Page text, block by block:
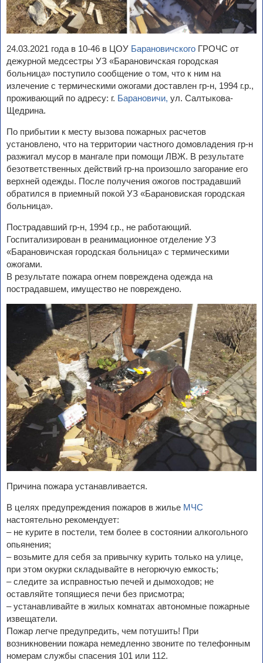
24.03.2021 года в 10-46 в ЦОУ Барановичского ГРОЧС от
дежурной медсестры УЗ «Барановичская городская
больница» поступило сообщение о том, что к ним на
излечение с термическими ожогами доставлен гр-н, 1994 г.р.,
проживающий по адресу: г. Барановичи, ул. Салтыкова-
Щедрина.
По прибытии к месту вызова пожарных расчетов
установлено, что на территории частного домовладения гр-н
разжигал мусор в мангале при помощи ЛВЖ. В результате
безответственных действий гр-на произошло загорание его
верхней одежды. После получения ожогов пострадавший
обратился в приемный покой УЗ «Барановиская городская
больница».
Пострадавший гр-н, 1994 г.р., не работающий.
Госпитализирован в реанимационное отделение УЗ
«Барановичская городская больница» с термическими
ожогами.
В результате пожара огнем повреждена одежда на
пострадавшем, имущество не повреждено.
Причина пожара устанавливается.
В целях предупреждения пожаров в жилье МЧС
настоятельно рекомендует:
– не курите в постели, тем более в состоянии алкогольного
опьянения;
– возьмите для себя за привычку курить только на улице,
при этом окурки складывайте в негорючую емкость;
– следите за исправностью печей и дымоходов; не
оставляйте топящиеся печи без присмотра;
– устанавливайте в жилых комнатах автономные пожарные
извещатели.
Пожар легче предупредить, чем потушить! При
возникновении пожара немедленно звоните по телефонным
номерам службы спасения 101 или 112.